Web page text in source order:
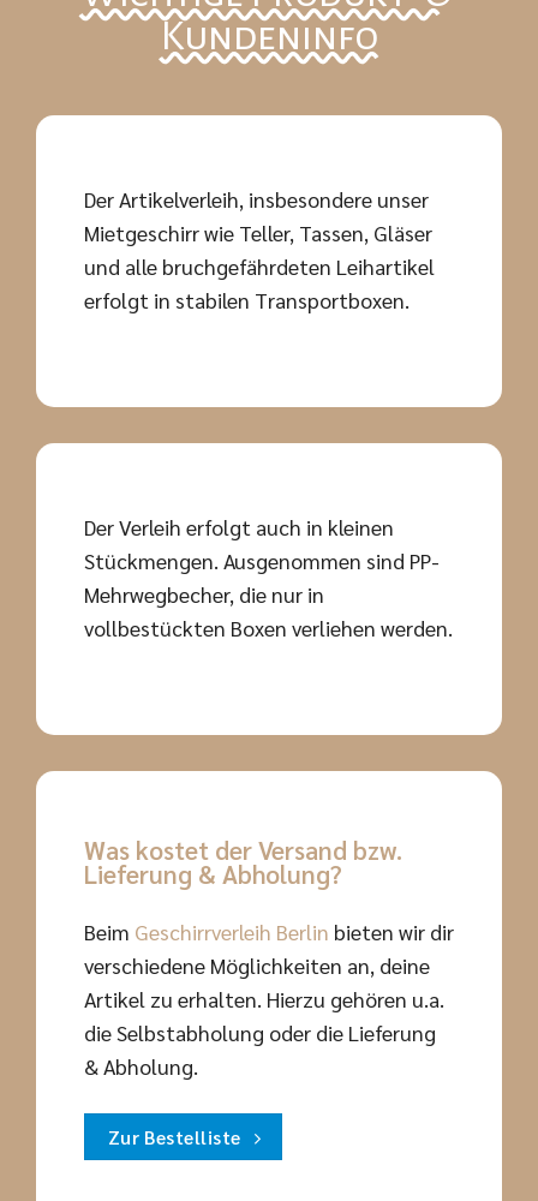
Kundeninfo
Der Artikelverleih, insbesondere unser
Mietgeschirr wie Teller, Tassen, Gläser
und alle bruchgefährdeten Leihartikel
erfolgt in stabilen Transportboxen.
Der Verleih erfolgt auch in kleinen
Stückmengen. Ausgenommen sind PP-
Mehrwegbecher, die nur in
vollbestückten Boxen verliehen werden.
Was kostet der Versand bzw.
Lieferung & Abholung?
Beim Geschirrverleih Berlin bieten wir dir
verschiedene Möglichkeiten an, deine
Artikel zu erhalten. Hierzu gehören u.a.
die Selbstabholung oder die Lieferung
& Abholung.
Zur Bestelliste